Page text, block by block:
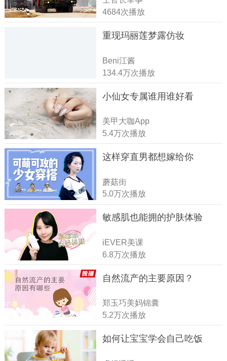
4684次播放
重现玛丽莲梦露仿妆
Beni江酱
134.4万次播放
小仙女专属谁用谁好看
美甲大咖App
5.4万次播放
这样穿直男都想嫁给你
蘑菇街
5.0万次播放
敏感肌也能拥的护肤体验
iEVER美课
6.8万次播放
自然流产的主要原因？
郑玉巧美妈锦囊
5.2万次播放
如何让宝宝学会自己吃饭